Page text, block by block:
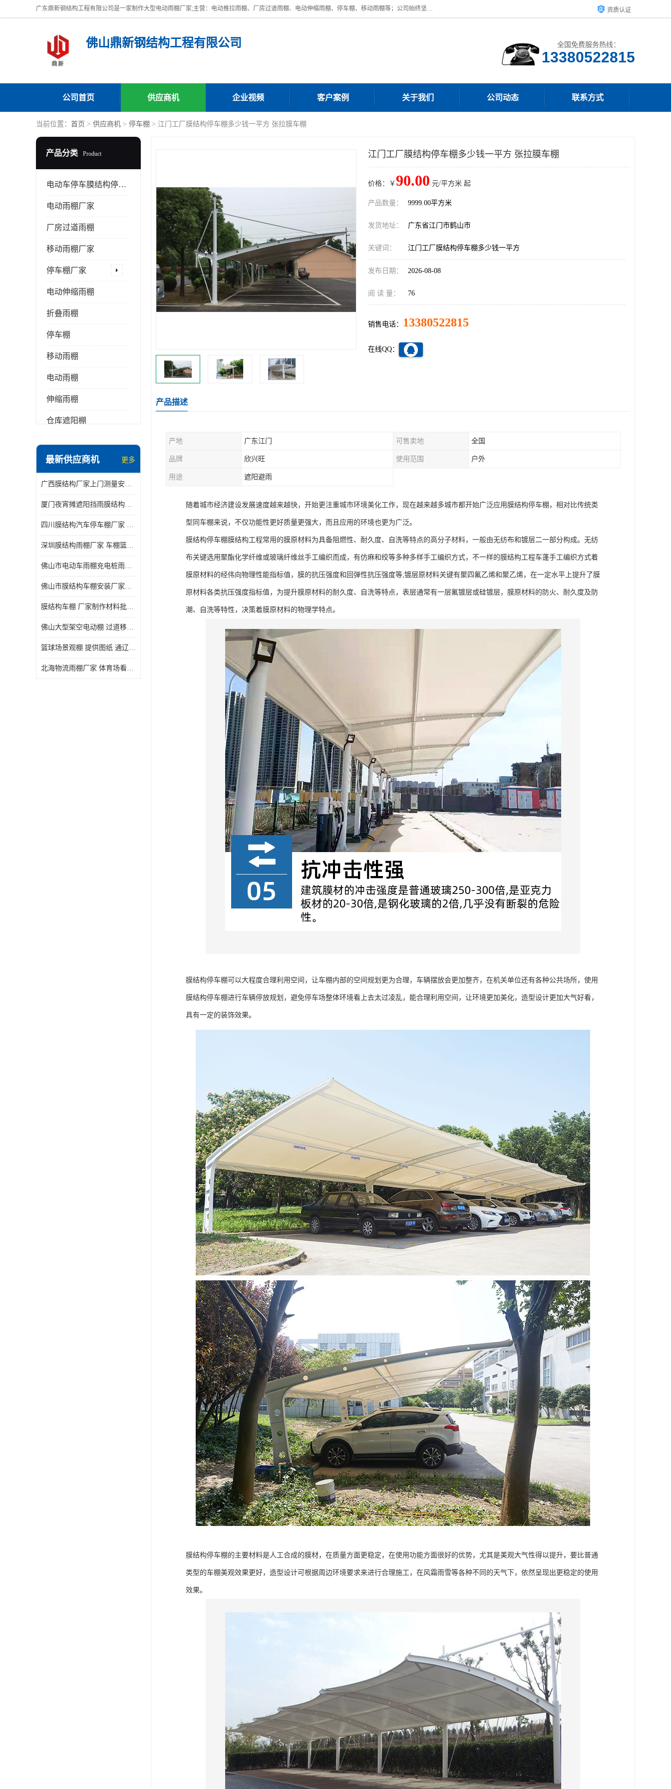
广东鼎新钢结构工程有限公司是一家制作大型电动雨棚厂家;主营：电动推拉雨棚、厂房过道雨棚、电动伸缩雨棚、停车棚、移动雨棚等；公司始终坚持结构创新,品质优越,美观形象,且售后服务好。公司充分吸纳当今休闲用品的前端技术和风格,为您带来质价相宜,时尚典雅的各种户外用品, 资质认证
佛山鼎新钢结构工程有限公司 全国免费服务热线：
13380522815
公司首页 供应商机 企业视频 客户案例 关于我们 公司动态 联系方式
当前位置： 首页 > 供应商机 > 停车棚 > 江门工厂膜结构停车棚多少钱一平方 张拉膜车棚
产品分类 Product
电动车停车膜结构停车棚
电动雨棚厂家
厂房过道雨棚
移动雨棚厂家
停车棚厂家
电动伸缩雨棚
折叠雨棚
停车棚
移动雨棚
电动雨棚
伸缩雨棚
仓库遮阳棚
电动推拉雨棚
膜结构停景观棚
最新供应商机 更多
广西膜结构厂家上门测量安装发货，厂家发货没有差价
厦门夜宵摊遮阳挡雨膜结构雨棚设计 上门测量 款式多
四川膜结构汽车停车棚厂家 款式多 提供报价
深圳膜结构雨棚厂家 车棚篮球场体育看台 规格多样
佛山市电动车雨棚充电桩雨棚小区电动车棚
佛山市膜结构车棚安装厂家发货安装
膜结构车棚 厂家制作材料批发安装一体式工厂
佛山大型架空电动棚 过道移动雨蓬 屋轨道悬空棚免费测量
篮球场景观棚 提供图纸 通辽膜结构厂家
北海物流雨棚厂家 体育场看台雨棚 价格优惠
江门工厂膜结构停车棚多少钱一平方 张拉膜车棚
价格：￥ 90.00 元/平方米 起
产品数量： 9999.00平方米
发货地址： 广东省江门市鹤山市
关键词： 江门工厂膜结构停车棚多少钱一平方
发布日期： 2026-08-08
阅 读 量： 76
销售电话： 13380522815
在线QQ：
产品描述
产地 广东江门 可售卖地 全国
品牌 欣兴旺 使用范围 户外
用途 遮阳避雨
随着城市经济建设发展速度越来越快，开始更注重城市环境美化工作，现在越来越多城市都开始广泛应用膜结构停车棚，相对比传统类
型同车棚来说，不仅功能性更好质量更强大，而且应用的环境也更为广泛。
膜结构停车棚膜结构工程常用的膜原材料为具备阻燃性、耐久度、自洗等特点的高分子材料，一般由无纺布和镀层二一部分构成。无纺
布关键选用聚酯化学纤维或玻璃纤维丝手工编织而成，有仿麻和绞等多种多样手工编织方式，不一样的膜结构工程车蓬手工编织方式着
膜原材料的经伟向物理性能指标值，膜的抗压强度和回弹性抗压强度等;镀层原材料关键有聚四氟乙烯和聚乙烯，在一定水平上提升了膜
原材料各类抗压强度指标值，为提升膜原材料的耐久度、自洗等特点，表层通常有一层氟镀层或硅镀层，膜原材料的防火、耐久度及防
潮、自洗等特性，决策着膜原材料的物理学特点。
膜结构停车棚可以大程度合理利用空间，让车棚内部的空间规划更为合理，车辆摆放会更加整齐，在机关单位还有各种公共场所，使用
膜结构停车棚进行车辆停放规划，避免停车场整体环境看上去太过凌乱，能合理利用空间，让环境更加美化，造型设计更加大气好看，
具有一定的装饰效果。
膜结构停车棚的主要材料是人工合成的膜材，在质量方面更稳定，在使用功能方面很好的优势，尤其是美观大气性得以提升，要比普通
类型的车棚美观效果更好，造型设计可根据周边环境要求来进行合理施工，在风霜雨雪等各种不同的天气下，依然呈现出更稳定的使用
效果。